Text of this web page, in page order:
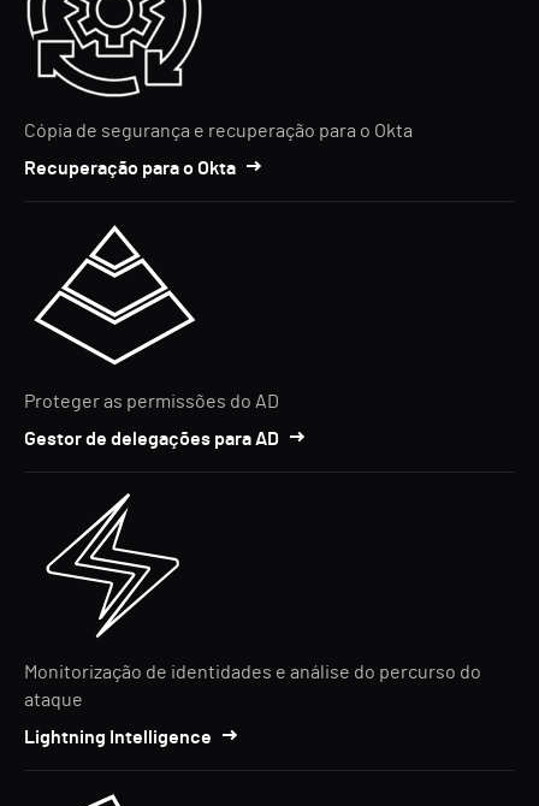
Cópia de segurança e recuperação para o Okta
Recuperação para o Okta
Proteger as permissões do AD
Gestor de delegações para AD
Monitorização de identidades e análise do percurso do
ataque
Lightning Intelligence